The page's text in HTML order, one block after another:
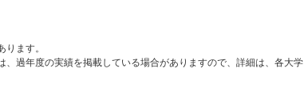
ます。
、過年度の実績を掲載している場合がありますので、詳細は、各大学